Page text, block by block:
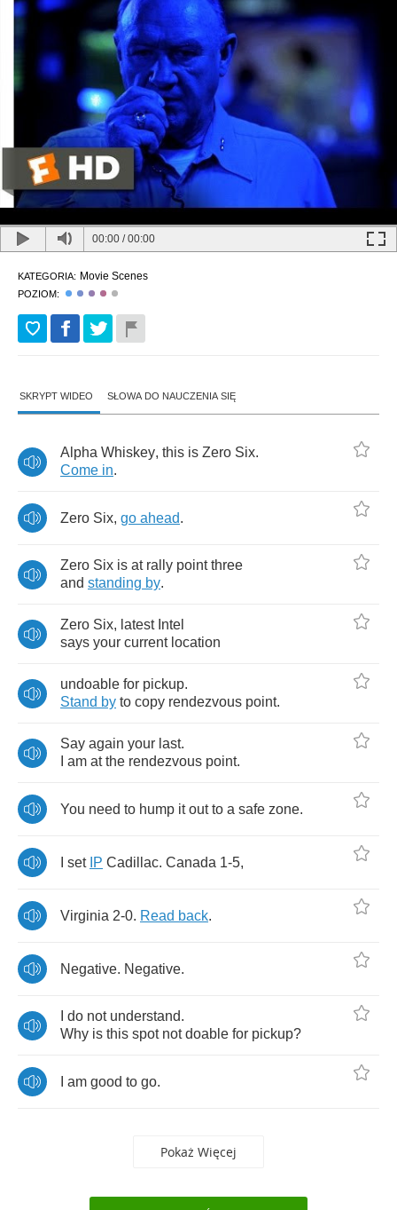
00:00 /00:00
KATEGORIA: Movie Scenes
POZIOM:
SKRYPT WIDEO SŁOWA DO NAUCZENIA SIĘ
Alpha Whiskey, this is Zero Six.
Come in.
Zero Six, go ahead.
Zero Six is at rally point three
and standing by.
Zero Six, latest Intel
says your current location
undoable for pickup.
Stand by to copy rendezvous point.
Say again your last.
am at the rendezvous point.
You need to hump it out to a safe zone.
set IP Cadillac. Canada 1-5,
Virginia 2-0. Read back.
Negative. Negative.
do not understand.
Why is this spot not doable for pickup?
am good to go.
Pokaż Więcej